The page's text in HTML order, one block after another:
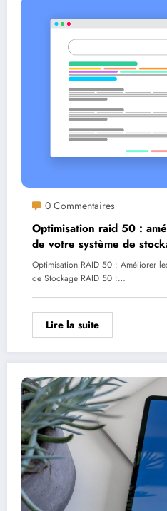
0 Commentaires
Optimisation raid 50 :
de votre système de
Optimisation RAID 50 : Améliorer
de Stockage RAID 50 :…
Lire la suite